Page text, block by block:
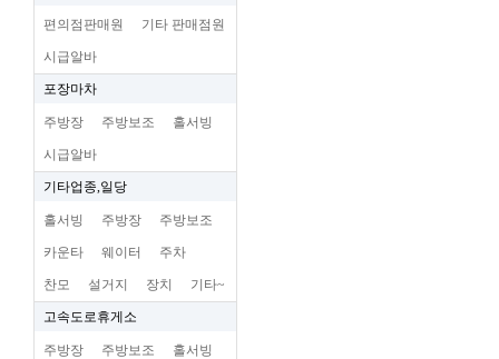
편의점판매원 기타 판매점원
시급알바
포장마차
주방장 주방보조 홀서빙
시급알바
기타업종,일당
홀서빙 주방장 주방보조
카운타 웨이터 주차
찬모 설거지 장치 기타~
고속도로휴게소
주방장 주방보조 홀서빙